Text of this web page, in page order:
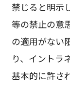
禁じると明示
等の禁止の意
の適用がない
り、イントラ
基本的に許さ